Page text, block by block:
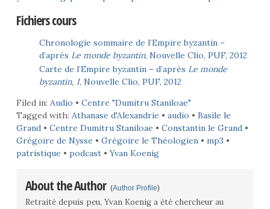
Fichiers cours
Chronologie sommaire de l’Empire byzantin –
d’après Le monde byzantin, Nouvelle Clio, PUF, 2012
Carte de l’Empire byzantin – d’après Le monde
byzantin, I, Nouvelle Clio, PUF, 2012
Filed in: Audio • Centre "Dumitru Staniloae"
Tagged with: Athanase d'Alexandrie • audio • Basile le
Grand• Centre Dumitru Staniloae • Constantin le Grand•
Grégoire de Nysse • Grégoire le Théologien• mp3 •
patristique • podcast•Yvan Koenig
About the Author (Author Profile)
Retraité depuis peu, Yvan Koenig a été chercheur au